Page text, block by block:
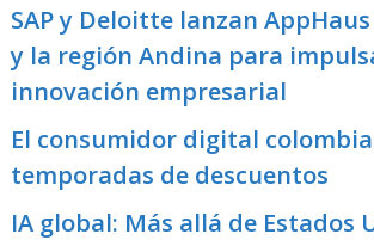
SAP y Deloitte lanzan
y la región Andina para
innovación empresarial
El consumidor digital
temporadas de descuentos
IA global: Más allá de Estados